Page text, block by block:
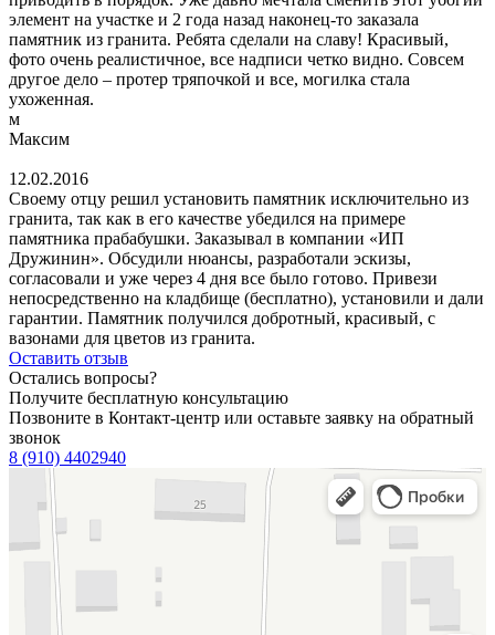
элемент на участке и 2 года назад наконец-то заказала
памятник из гранита. Ребята сделали на славу! Красивый,
фото очень реалистичное, все надписи четко видно. Совсем
другое дело – протер тряпочкой и все, могилка стала
ухоженная.
м
Максим
12.02.2016
Своему отцу решил установить памятник исключительно из
гранита, так как в его качестве убедился на примере
памятника прабабушки. Заказывал в компании «ИП
Дружинин». Обсудили нюансы, разработали эскизы,
согласовали и уже через 4 дня все было готово. Привези
непосредственно на кладбище (бесплатно), установили и дали
гарантии. Памятник получился добротный, красивый, с
вазонами для цветов из гранита.
Оставить отзыв
Остались вопросы?
Получите бесплатную консультацию
Позвоните в Контакт-центр или оставьте заявку на обратный
звонок
8 (910) 4402940